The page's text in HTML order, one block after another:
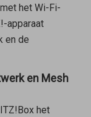
het Wi-Fi-
apparaat
en de
en Mesh
het